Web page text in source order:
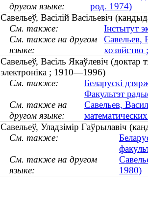
другом языке:
род. 1974)
Савельеў, Васілій Васільевіч
См. также:
Інстытут
См. также на другом
языке:
Савельев,
Савельеў, Васіль Якаўлевіч
электроніка ; 1910—1996)
См. также:
Беларускі
Факультэт
См. также на
другом языке:
Савельев,
Савельеў, Уладзімір Гаўрылавіч
См. также:
См. также на другом
языке:
1980)